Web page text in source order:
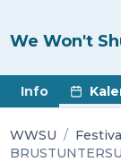
We Won't
Info
WWSU /